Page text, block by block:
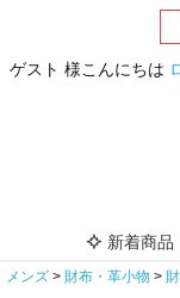
ゲスト 様こんにちは
新着商品
メンズ 財布・革小物